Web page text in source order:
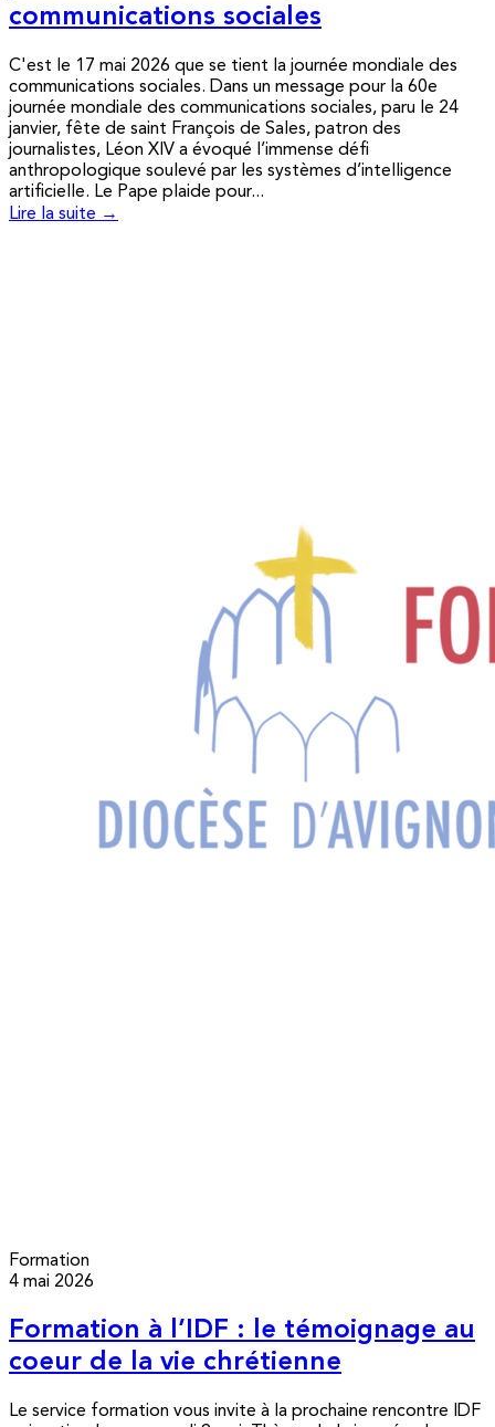
communications sociales
C'est le 17 mai 2026 que se tient la journée mondiale des
communications sociales. Dans un message pour la 60e
journée mondiale des communications sociales, paru le 24
janvier, fête de saint François de Sales, patron des
journalistes, Léon XIV a évoqué l’immense défi
anthropologique soulevé par les systèmes d’intelligence
artificielle. Le Pape plaide pour...
Lire la suite →
Formation
4 mai 2026
Formation à l’IDF : le témoignage au
coeur de la vie chrétienne
Le service formation vous invite à la prochaine rencontre IDF